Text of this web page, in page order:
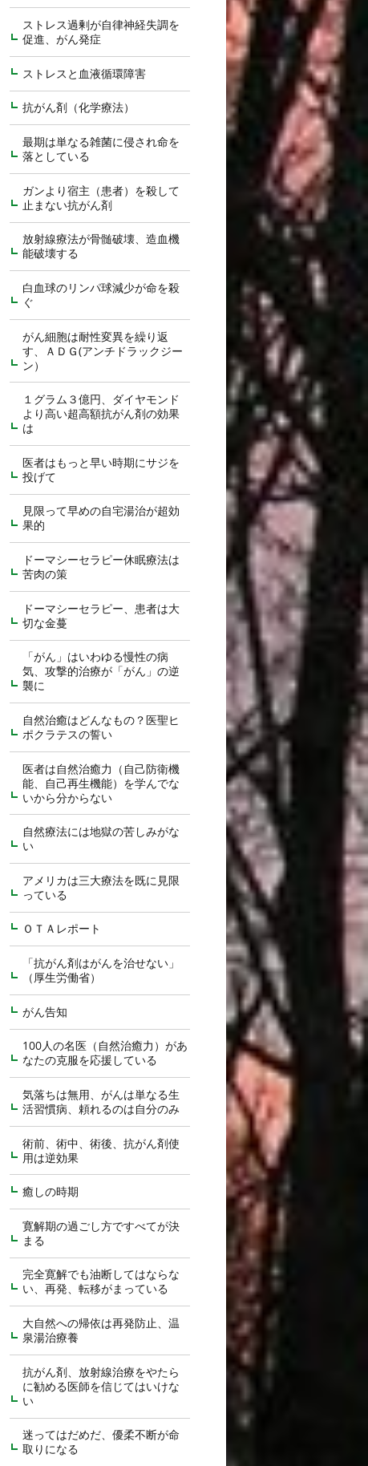
ストレス過剰が自律神経失調を
促進、がん発症
ストレスと血液循環障害
抗がん剤（化学療法）
最期は単なる雑菌に侵され命を
落としている
ガンより宿主（患者）を殺して
止まない抗がん剤
放射線療法が骨髄破壊、造血機
能破壊する
白血球のリンパ球減少が命を殺
ぐ
がん細胞は耐性変異を繰り返
す、ＡＤＧ(アンチドラックジー
ン）
１グラム３億円、ダイヤモンド
より高い超高額抗がん剤の効果
は
医者はもっと早い時期にサジを
投げて
見限って早めの自宅湯治が超効
果的
ドーマシーセラピー休眠療法は
苦肉の策
ドーマシーセラピー、患者は大
切な金蔓
「がん」はいわゆる慢性の病
気、攻撃的治療が「がん」の逆
襲に
自然治癒はどんなもの？医聖ヒ
ポクラテスの誓い
医者は自然治癒力（自己防衛機
能、自己再生機能）を学んでな
いから分からない
自然療法には地獄の苦しみがな
い
アメリカは三大療法を既に見限
っている
ＯＴＡレポート
「抗がん剤はがんを治せない」
（厚生労働省）
がん告知
100人の名医（自然治癒力）があ
なたの克服を応援している
気落ちは無用、がんは単なる生
活習慣病、頼れるのは自分のみ
術前、術中、術後、抗がん剤使
用は逆効果
癒しの時期
寛解期の過ごし方ですべてが決
まる
完全寛解でも油断してはならな
い、再発、転移がまっている
大自然への帰依は再発防止、温
泉湯治療養
抗がん剤、放射線治療をやたら
に勧める医師を信じてはいけな
い
迷ってはだめだ、優柔不断が命
取りになる